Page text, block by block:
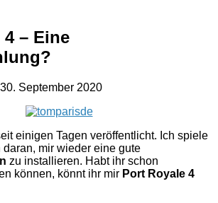
– Eine
30. September 2020
einigen Tagen veröffentlicht. Ich spiele
daran, mir wieder eine gute
zu installieren. Habt ihr schon
können, könnt ihr mir Port Royale 4